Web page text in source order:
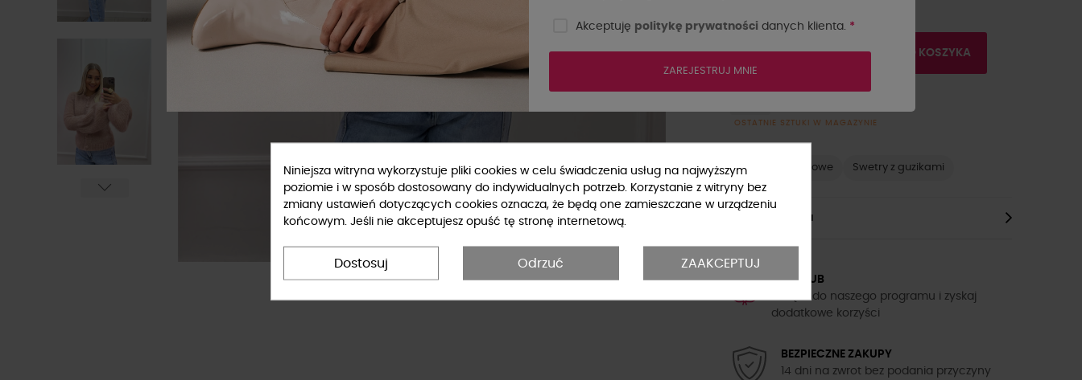
- + DODAJ DO KOSZYKA
OSTATNIE SZTUKI W MAGAZYNIE
Swetry moherowe Swetry z guzikami
Opis Produktu
5TH CLUB
Dołącz do naszego programu i zyskaj
dodatkowe korzyści
BEZPIECZNE ZAKUPY
14 dni na zwrot bez podania przyczyny
Akceptuję politykę prywatności danych klienta. *
ZAREJESTRUJ MNIE
Niniejsza witryna wykorzystuje pliki cookies w celu świadczenia usług na najwyższym
poziomie i w sposób dostosowany do indywidualnych potrzeb. Korzystanie z witryny bez
zmiany ustawień dotyczących cookies oznacza, że będą one zamieszczane w urządzeniu
końcowym. Jeśli nie akceptujesz opuść tę stronę internetową.
Dostosuj Odrzuć ZAAKCEPTUJ